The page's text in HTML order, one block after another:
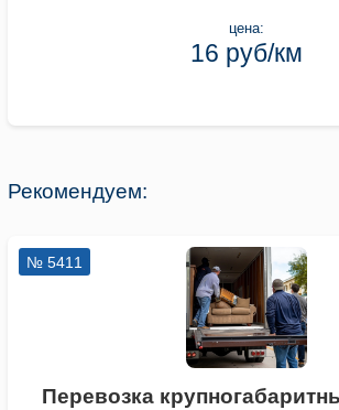
цена:
16 руб/км
Рекомендуем:
№ 5411
Перевозка